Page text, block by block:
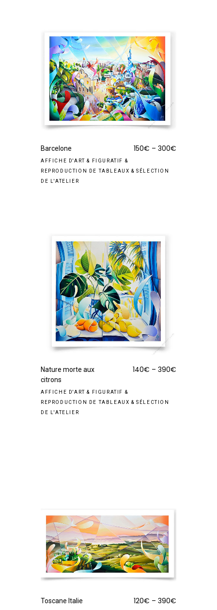
Barcelone 150€ – 300€
AFFICHE D'ART & FIGURATIF &
REPRODUCTION DE TABLEAUX &SÉLECTION
DE L'ATELIER
Nature morte aux
citrons
140€ – 390€
AFFICHE D'ART & FIGURATIF &
REPRODUCTION DE TABLEAUX &SÉLECTION
DE L'ATELIER
Toscane Italie 120€ – 390€